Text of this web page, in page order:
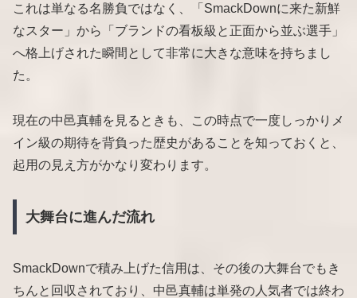
これは単なる名勝負ではなく、「SmackDownに来た新鮮
なスター」から「ブランドの看板級と正面から並ぶ選手」
へ格上げされた瞬間として非常に大きな意味を持ちまし
た。
現在の中邑真輔を見るときも、この時点で一度しっかりメ
イン級の期待を背負った歴史があることを知っておくと、
起用の見え方がかなり変わります。
大舞台に進んだ流れ
SmackDownで積み上げた信用は、その後の大舞台でもき
ちんと回収されており、中邑真輔は単発の人気者では終わ